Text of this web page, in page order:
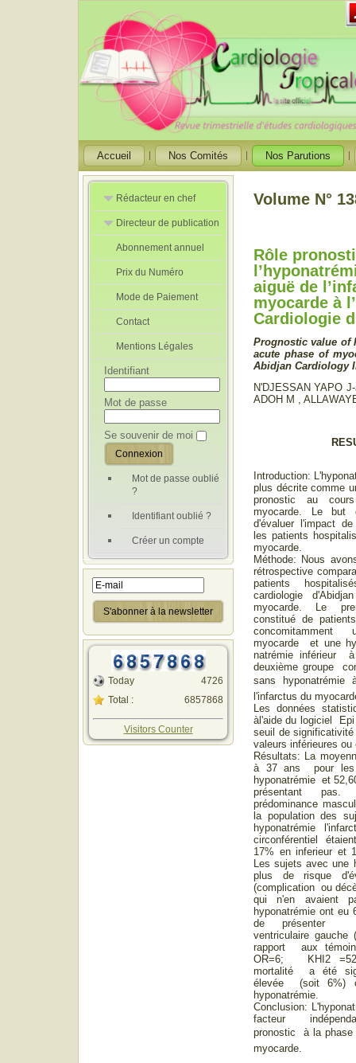
Accueil Nos Comités Nos Parutions
Rédacteur en chef
Rédacteurs en
Chef Adjoint
Directeur de publication
Directeur de
publication
adjoint
Abonnement annuel
Prix du Numéro
Mode de Paiement
Contact
Mentions Légales
Identifiant
Mot de passe
Se souvenir de moi
Mot de passe oublié
?
Identifiant oublié ?
Créer un compte
Today
Total :
4726
6857868
Visitors Counter
Volume N°
Rôle
aiguë de
myocarde à
Cardiologie
Prognostic value of
acute phase of
Abidjan Cardiology
N'DJESSAN YAPO
ADOH M ,
Introduction:
plus décrite comme
pronostic au
myocarde. Le
d'évaluer l'impact
les patients
myocarde.
Méthode: Nous
rétrospective
patients
cardiologie
myocarde. Le
constitué de
myocarde et une
natrémie inférieur
deuxième groupe
sans hyponatrémie
l'infarctus du
Les données
àl'aide du logiciel
seuil de
valeurs inférieures ou
Résultats: La
à 37 ans pour les
hyponatrémie et
présentant
prédominance
la population des
hyponatrémie
circonférentiel
17% en inferieur et
Les sujets avec une
plus de risque
(complication ou
qui n'en avaient
hyponatrémie ont
de présenter
ventriculaire
rapport aux
OR=6; KHI2
mortalité a été
élevée (soit 6%)
hyponatrémie.
Conclusion:
facteur
pronostic à la phase
myocarde.